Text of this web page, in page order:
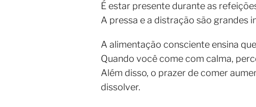
É estar presente durante as
A pressa e a distração são grandes
A alimentação consciente ensina
Quando você come com calma,
Além disso, o prazer de comer
dissolver.